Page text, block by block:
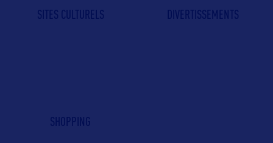
SITES CULTURELS DIVERTISSEMENTS
SHOPPING